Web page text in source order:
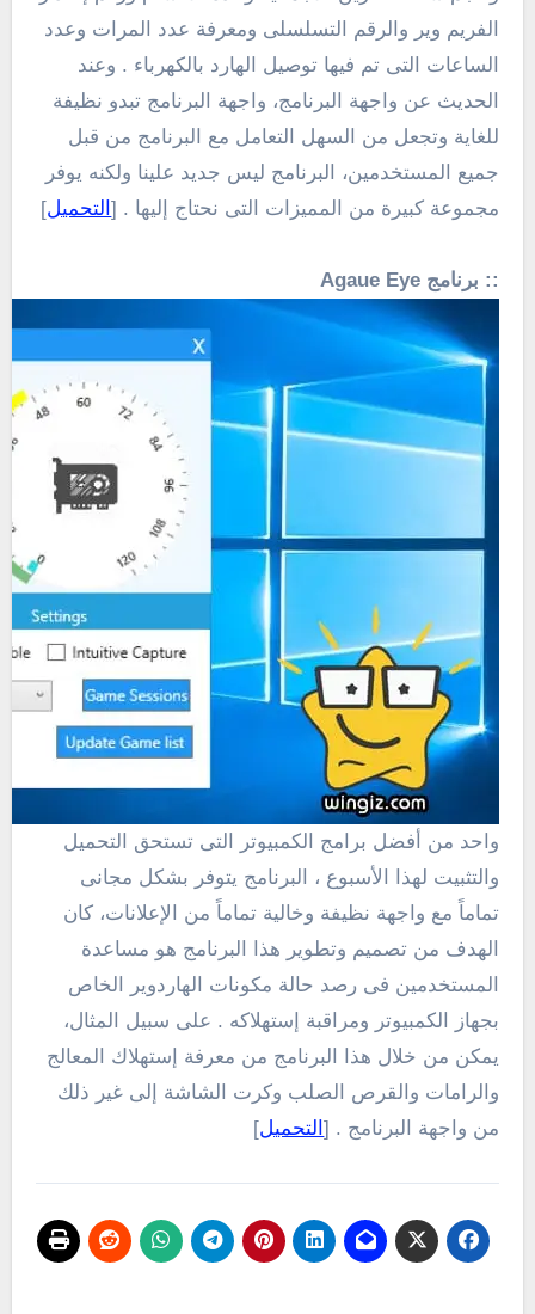
الفريم وير والرقم التسلسلى ومعرفة عدد المرات وعدد
الساعات التى تم فيها توصيل الهارد بالكهرباء . وعند
الحديث عن واجهة البرنامج، واجهة البرنامج تبدو نظيفة
للغاية وتجعل من السهل التعامل مع البرنامج من قبل
جميع المستخدمين، البرنامج ليس جديد علينا ولكنه يوفر
مجموعة كبيرة من المميزات التى نحتاج إليها . [التحميل]
:: برنامج Agaue Eye
واحد من أفضل برامج الكمبيوتر التى تستحق التحميل
والتثبيت لهذا الأسبوع ، البرنامج يتوفر بشكل مجانى
تماماً مع واجهة نظيفة وخالية تماماً من الإعلانات، كان
الهدف من تصميم وتطوير هذا البرنامج هو مساعدة
المستخدمين فى رصد حالة مكونات الهاردوير الخاص
بجهاز الكمبيوتر ومراقبة إستهلاكه . على سبيل المثال،
يمكن من خلال هذا البرنامج من معرفة إستهلاك المعالج
والرامات والقرص الصلب وكرت الشاشة إلى غير ذلك
من واجهة البرنامج . [التحميل]